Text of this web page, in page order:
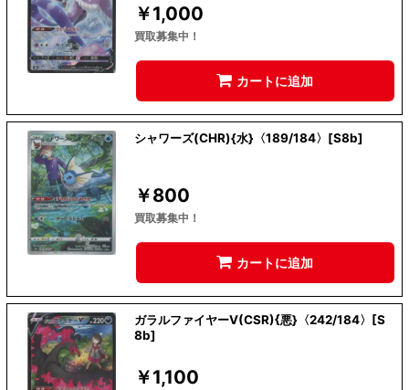
￥1,000
買取募集中！
カートに追加
シャワーズ(CHR){水}〈189/184〉[S8b]
￥800
買取募集中！
カートに追加
ガラルファイヤーV(CSR){悪}〈242/184〉[S
8b]
￥1,100